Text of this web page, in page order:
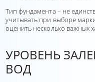
Тип фундамента – не
учитывать при выборе
оценить несколько важных
УРОВЕНЬ
ВОД